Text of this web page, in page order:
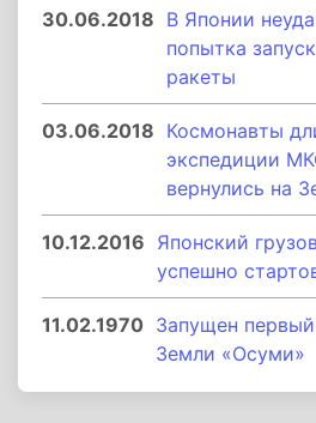
30.06.2018 В Японии
попытка
ракеты
03.06.2018 Космонавты
экспедиции
вернулись на
10.12.2016 Японский
успешно
11.02.1970 Запущен
Земли «Осуми»